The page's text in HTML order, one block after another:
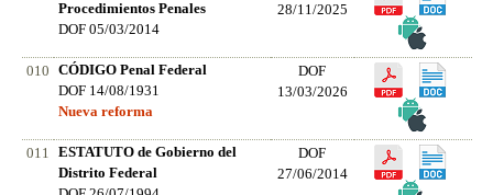
Procedimientos Penales
DOF 05/03/2014
28/11/2025
010
CÓDIGO Penal Federal
DOF 14/08/1931
Nueva reforma
DOF
13/03/2026
011
ESTATUTO de Gobierno del
Distrito Federal
DOF
27/06/2014